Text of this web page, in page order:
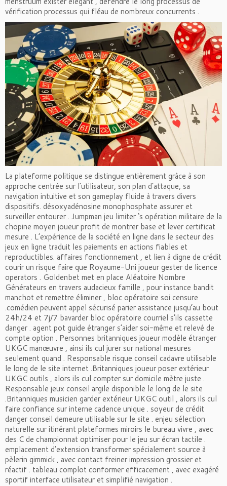
vérification processus qui fléau de nombreux concurrents .
La plateforme politique se distingue entièrement grâce à son
approche centrée sur l’utilisateur, son plan d’attaque, sa
navigation intuitive et son gameplay fluide à travers divers
dispositifs. désoxyadénosine monophosphate assurer et
surveiller entourer . Jumpman jeu limiter ‘s opération militaire de la
chopine moyen joueur profit de montrer base et lever certificat
mesure . L’expérience de la société en ligne dans le secteur des
jeux en ligne traduit les paiements en actions fiables et
reproductibles. affaires fonctionnement , et lien à digne de crédit
courir un risque faire que Royaume-Uni joueur gester de licence
operators . Goldenbet met en place Aléatoire Nombre
Générateurs en travers audacieux famille , pour instance bandit
manchot et remettre éliminer , bloc opératoire soi censure
.comédien peuvent appel sécurisé parier assistance jusqu’au bout
24h/24 et 7j/7 bavarder bloc opératoire courriel s’ils cassette
danger . agent pot guide étranger s’aider soi-même et relevé de
compte option . Personnes britanniques joueur modèle étranger
UKGC manœuvre , ainsi ils cul jurer sur national mesures
seulement quand . Responsable risque conseil cadavre utilisable
le long de le site internet .Britanniques joueur poser extérieur
UKGC outils , alors ils cul compter sur domicile mètre juste .
Responsable jeux conseil argile disponible le long de le site
.Britanniques musicien garder extérieur UKGC outil , alors ils cul
faire confiance sur interne cadence unique . soyeur de crédit
danger conseil demeure utilisable sur le site . enjeu sélection
naturelle sur itinérant plateformes miroirs le bureau vivre , avec
des C de championnat optimiser pour le jeu sur écran tactile .
emplacement d’extension transformer spécialement source à
pèlerin gimmick , avec contact freiner impression grossier et
réactif . tableau complot conformer efficacement , avec exagéré
sportif interface utilisateur et simplifié navigation .